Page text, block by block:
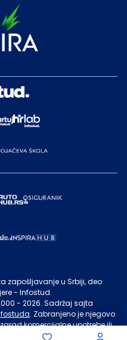
zapošljavanje u Srbiji, deo
- Infostud.
- 2026. Sadržaj sajta
. Zabranjeno je njegovo
zarad komercijalne upotrebe ili
sajta.